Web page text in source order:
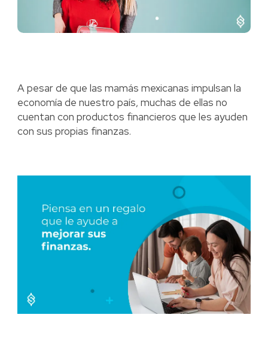
A pesar de que las mamás mexicanas impulsan la
economía de nuestro país, muchas de ellas no
cuentan con productos financieros que les ayuden
con sus propias finanzas.